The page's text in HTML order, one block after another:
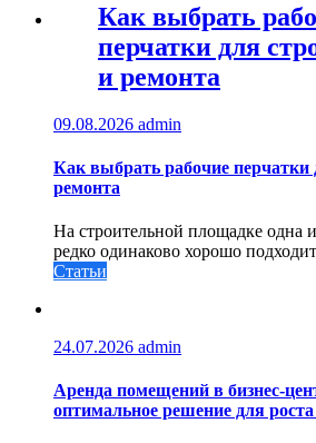
Как выбрать
перчатки для
и ремонта
09.08.2026 admin
Как выбрать рабочие перчатки
ремонта
На строительной площадке одна
редко одинаково хорошо
Статьи
24.07.2026 admin
Аренда помещений в
оптимальное решение для